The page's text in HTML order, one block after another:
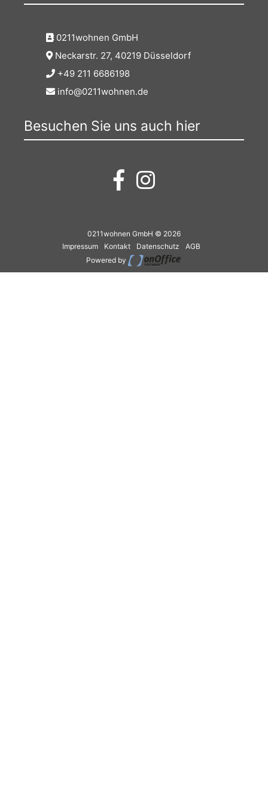
0211wohnen GmbH
Neckarstr. 27, 40219 Düsseldorf
+49 211 6686198
info@0211wohnen.de
Besuchen Sie uns auch hier
0211wohnen GmbH © 2026
Impressum
Kontakt Datenschutz
AGB
Powered by